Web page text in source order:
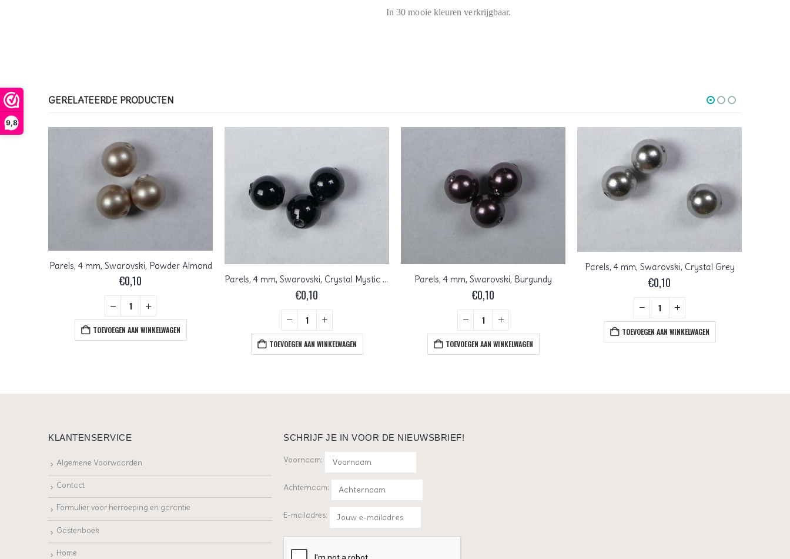
9,8
In 30 mooie kleuren verkrijgbaar.
GERELATEERDE PRODUCTEN
Parels, 4 mm, Swarovski, Powder Almond
€0,10
TOEVOEGEN AAN WINKELWAGEN
Parels, 4 mm, Swarovski, Crystal Mystic Black
€0,10
TOEVOEGEN AAN WINKELWAGEN
Parels, 4 mm, Swarovski, Burgundy
€0,10
TOEVOEGEN AAN WINKELWAGEN
Parels, 4 mm, Swarovski, Crystal Grey
€0,10
TOEVOEGEN AAN WINKELWAGEN
KLANTENSERVICE
Algemene Voorwaarden
Contact
Formulier voor herroeping en garantie
Gastenboek
Home
SCHRIJF JE IN VOOR DE NIEUWSBRIEF!
Voornaam:
Achternaam:
E-mailadres: